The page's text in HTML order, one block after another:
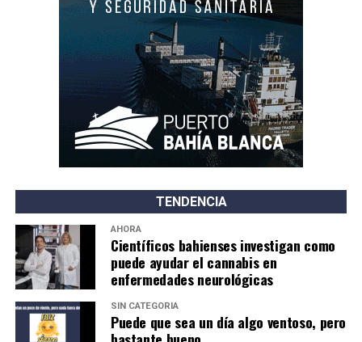
TENDENCIA
AHORA
Científicos bahienses investigan como
puede ayudar el cannabis en
enfermedades neurológicas
SIN CATEGORÍA
Puede que sea un día algo ventoso, pero